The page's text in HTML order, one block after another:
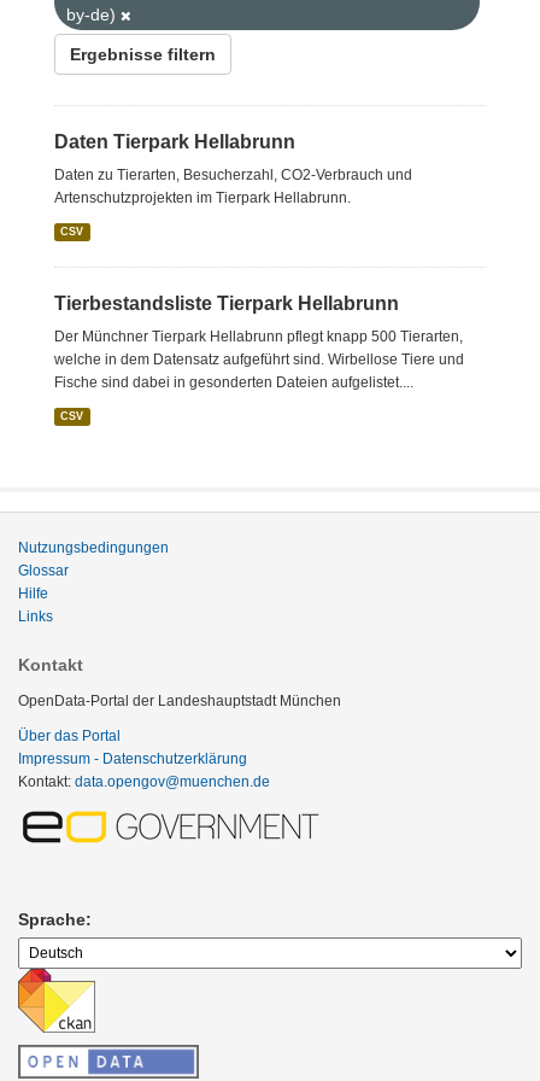
by-de)
Ergebnisse filtern
Daten Tierpark Hellabrunn
Daten zu Tierarten, Besucherzahl, CO2-Verbrauch und
Artenschutzprojekten im Tierpark Hellabrunn.
CSV
Tierbestandsliste Tierpark Hellabrunn
Der Münchner Tierpark Hellabrunn pflegt knapp 500 Tierarten,
welche in dem Datensatz aufgeführt sind. Wirbellose Tiere und
Fische sind dabei in gesonderten Dateien aufgelistet....
CSV
Nutzungsbedingungen
Glossar
Hilfe
Links
Kontakt
OpenData-Portal der Landeshauptstadt München
Über das Portal
Impressum - Datenschutzerklärung
Kontakt: data.opengov@muenchen.de
Sprache